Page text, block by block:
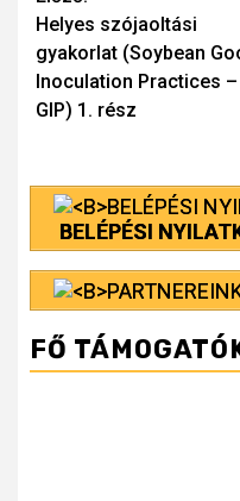
Reading
Helyes szójaoltási
gyakorlat (Soybean
Inoculation Practices –
GIP) 1. rész
BELÉPÉSI
FŐ